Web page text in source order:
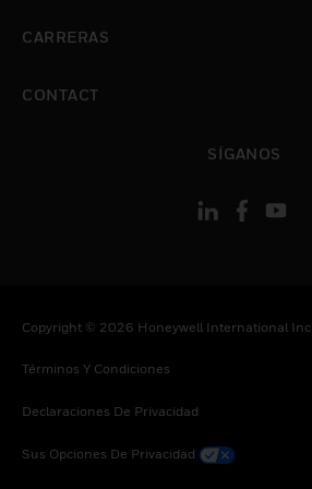
CARRERAS
CONTACT
SÍGANOS
Copyright © 2026 Honeywell International Inc
Términos Y Condiciones
Declaraciones De Privacidad
Sus Opciones De Privacidad